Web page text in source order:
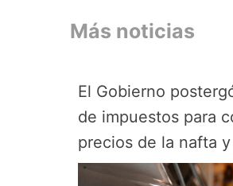
Más noticias
El Gobierno
de impuestos para
precios de la nafta